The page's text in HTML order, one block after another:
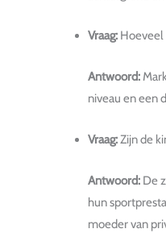
Vraag: Hoeveel
Antwoord:
niveau en een
Vraag:Zijn de
Antwoord: De
hun
moeder van